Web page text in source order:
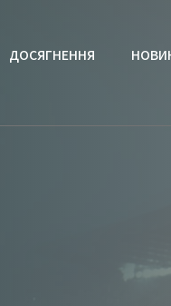
ДОСЯГНЕННЯ